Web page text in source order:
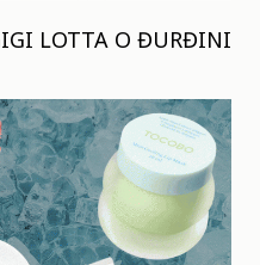
LOTTA O ĐURĐINI